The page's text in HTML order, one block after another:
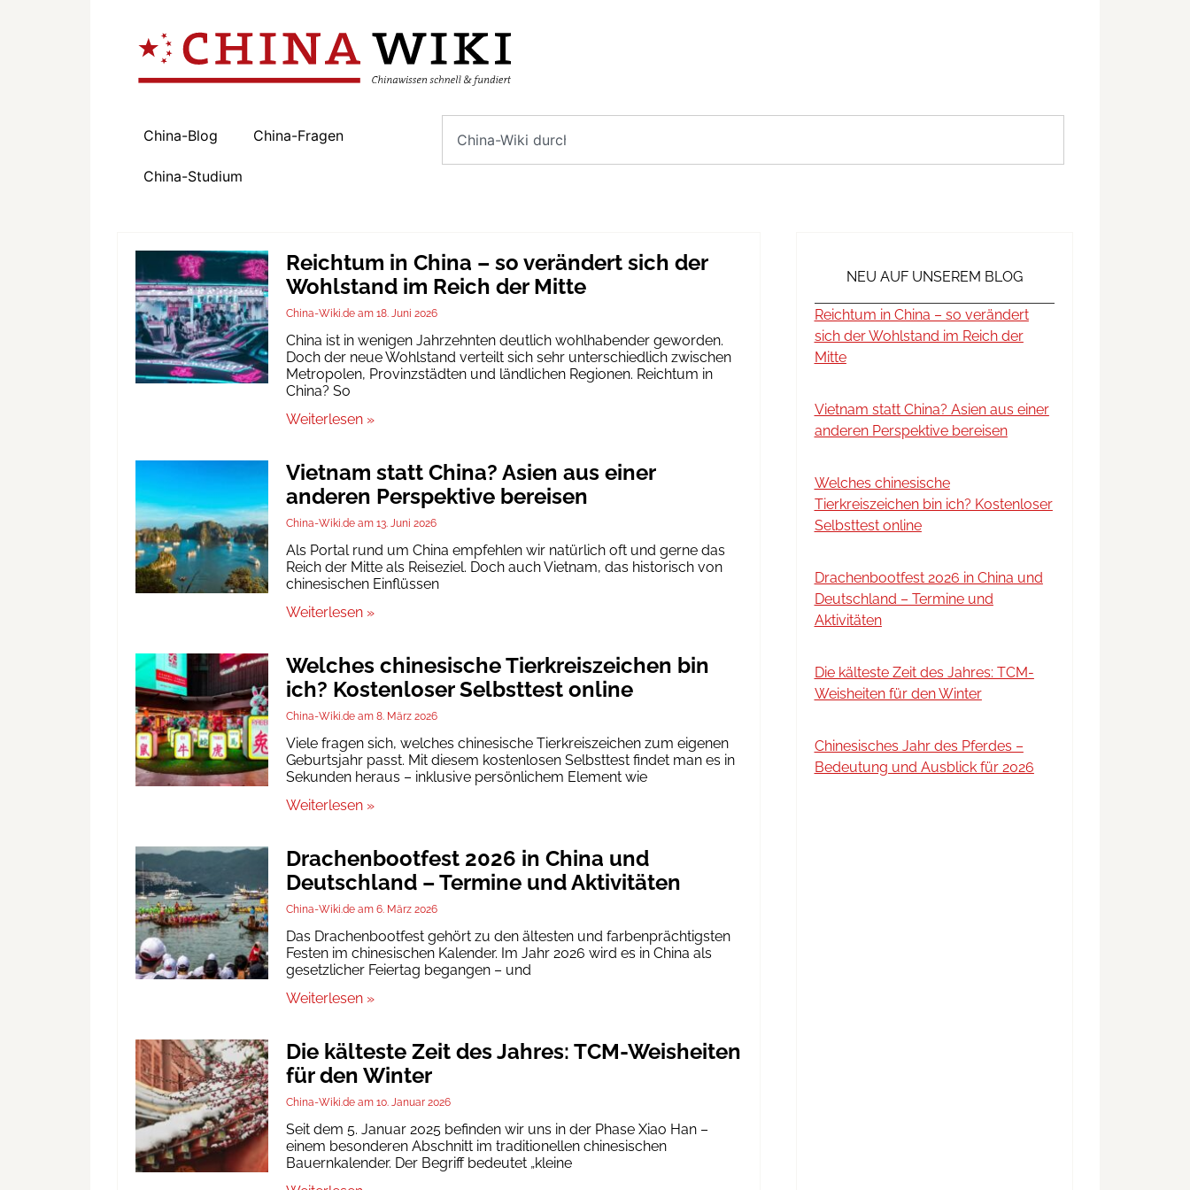
China-Blog China-Fragen
China-Studium
Reichtum in China – so verändert sich der
Wohlstand im Reich der Mitte
China-Wiki.de 18. Juni 2026
China ist in wenigen Jahrzehnten deutlich wohlhabender geworden.
Doch der neue Wohlstand verteilt sich sehr unterschiedlich zwischen
Metropolen, Provinzstädten und ländlichen Regionen. Reichtum in
China? So
Weiterlesen »
Vietnam statt China? Asien aus einer
anderen Perspektive bereisen
China-Wiki.de 13. Juni 2026
Als Portal rund um China empfehlen wir natürlich oft und gerne das
Reich der Mitte als Reiseziel. Doch auch Vietnam, das historisch von
chinesischen Einflüssen
Weiterlesen »
Welches chinesische Tierkreiszeichen bin
ich? Kostenloser Selbsttest online
China-Wiki.de 8. März 2026
Viele fragen sich, welches chinesische Tierkreiszeichen zum eigenen
Geburtsjahr passt. Mit diesem kostenlosen Selbsttest findet man es in
Sekunden heraus – inklusive persönlichem Element wie
Weiterlesen »
Drachenbootfest 2026 in China und
Deutschland – Termine und Aktivitäten
China-Wiki.de 6. März 2026
Das Drachenbootfest gehört zu den ältesten und farbenprächtigsten
Festen im chinesischen Kalender. Im Jahr 2026 wird es in China als
gesetzlicher Feiertag begangen – und
Weiterlesen »
Die kälteste Zeit des Jahres: TCM-Weisheiten
für den Winter
China-Wiki.de 10. Januar 2026
Seit dem 5. Januar 2025 befinden wir uns in der Phase Xiao Han –
einem besonderen Abschnitt im traditionellen chinesischen
Bauernkalender. Der Begriff bedeutet „kleine
NEU AUF UNSEREM BLOG
Reichtum in China – so verändert
sich der Wohlstand im Reich der
Mitte
Vietnam statt China? Asien aus einer
anderen Perspektive bereisen
Welches chinesische
Tierkreiszeichen bin ich? Kostenloser
Selbsttest online
Drachenbootfest 2026 in China und
Deutschland – Termine und
Aktivitäten
Die kälteste Zeit des Jahres: TCM-
Weisheiten für den Winter
Chinesisches Jahr des Pferdes –
Bedeutung und Ausblick für 2026